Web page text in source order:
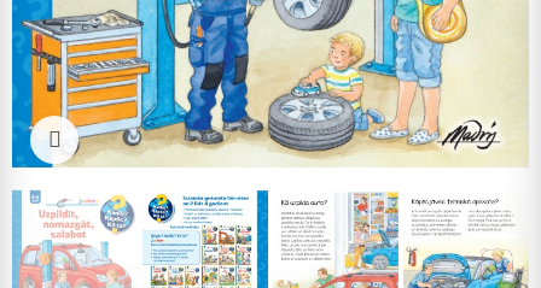
Click to enlarge